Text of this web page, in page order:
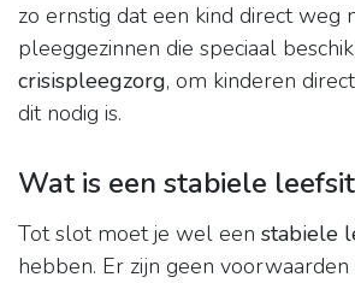
zo ernstig dat een kind direct weg
pleeggezinnen die speciaal
crisispleegzorg, om kinderen
dit nodig is.
Wat is een stabiele
Tot slot moet je wel een stabiele
hebben. Er zijn geen voorwaarden